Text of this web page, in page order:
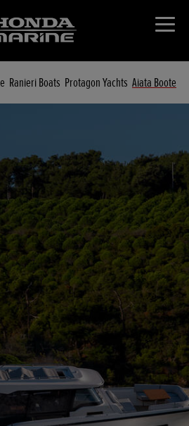
Ranieri Boats Protagon Yachts Aiata Boote